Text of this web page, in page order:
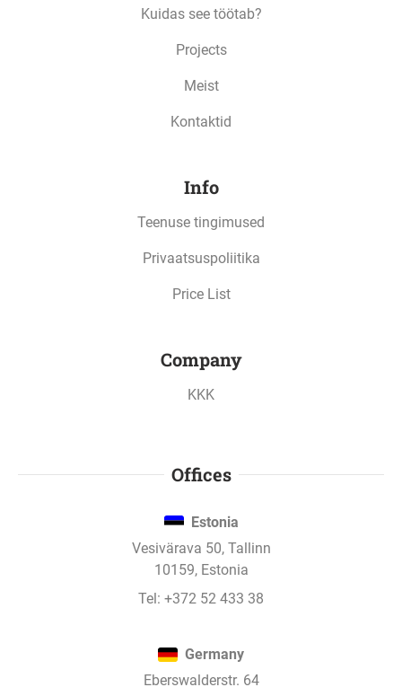
Kuidas see töötab?
Projects
Meist
Kontaktid
Info
Teenuse tingimused
Privaatsuspoliitika
Price List
Company
KKK
Offices
Estonia
Vesivärava 50, Tallinn
10159, Estonia
Tel: +372 52 433 38
Germany
Eberswalderstr. 64